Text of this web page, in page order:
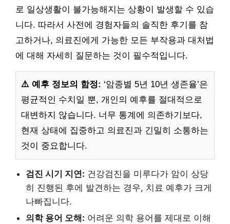
로 일상생활이 불가능해지는 상황이 발생할 수 있습
니다. 따라서 사전에 경험자들의 솔직한 후기를 참
고하거나, 의료진에게 가능한 모든 부작용과 대처법
에 대해 자세히 질문하는 것이 필수적입니다.
⚠️ 예후 정보의 함정: ‘암종별 5년 10년 생존율’은
평균적인 수치일 뿐, 개인의 예후를 절대적으로
대변하지 않습니다. 너무 통계에 의존하기보다,
현재 상태에 집중하고 의료진과 긴밀히 소통하는
것이 중요합니다.
검진 시기 지연: 건강검진을 미루다가 암이 상당
히 진행된 후에 발견하는 경우, 치료 예후가 크게
나빠집니다.
의학 용어 오해: 어려운 의학 용어를 제대로 이해